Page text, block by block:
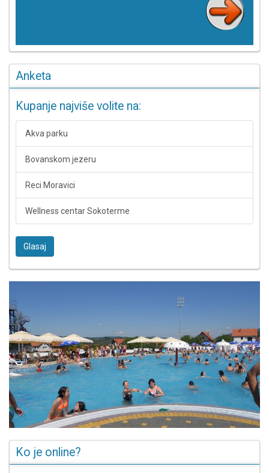
Anketa
Kupanje najviše volite na:
Akva parku
Bovanskom jezeru
Reci Moravici
Wellness centar Sokoterme
Glasaj
Ko je online?